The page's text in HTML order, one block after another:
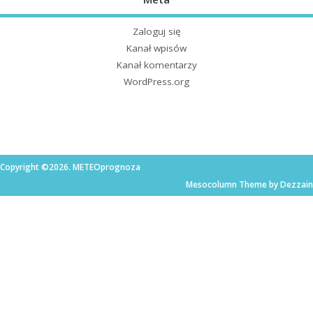
Zaloguj się
Kanał wpisów
Kanał komentarzy
WordPress.org
Copyright ©2026. METEOprognoza
Mesocolumn Theme by Dezzain